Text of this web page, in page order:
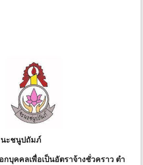
นะชนูปถัมภ์
กบุคคลเพื่อเป็นอัตราจ้างชั่วคราว ตํา